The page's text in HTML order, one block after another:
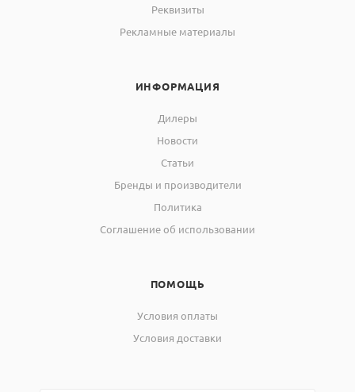
Реквизиты
Рекламные материалы
ИНФОРМАЦИЯ
Дилеры
Новости
Статьи
Бренды и производители
Политика
Соглашение об использовании
ПОМОЩЬ
Условия оплаты
Условия доставки